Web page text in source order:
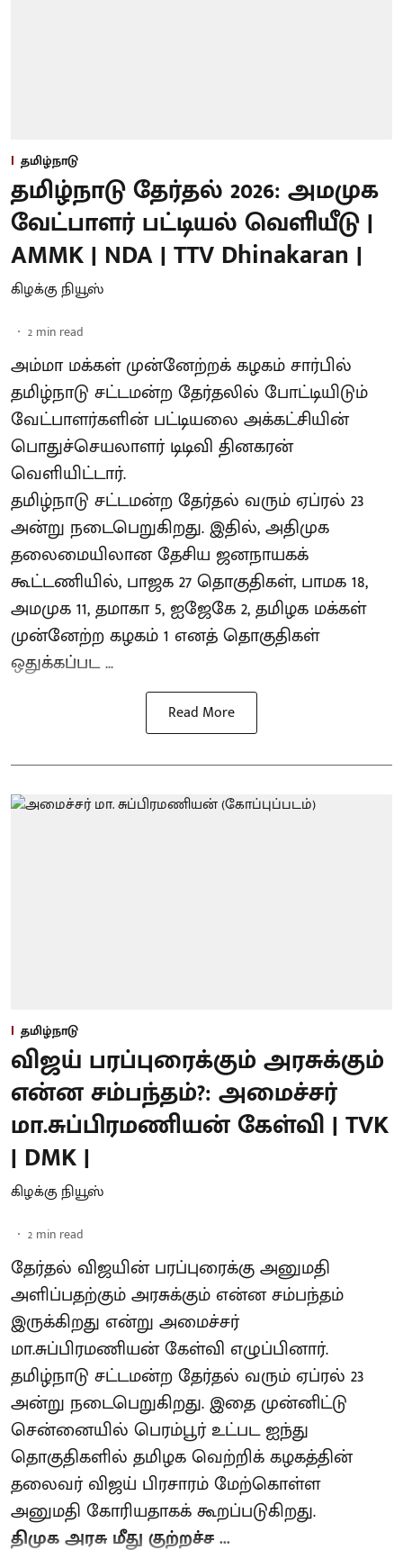
தமிழ்நாடு
தமிழ்நாடு தேர்தல் 2026: அமமுக
வேட்பாளர் பட்டியல் வெளியீடு |
AMMK | NDA | TTV Dhinakaran |
கிழக்கு நியூஸ்
2 min read
அம்மா மக்கள் முன்னேற்றக் கழகம் சார்பில்
தமிழ்நாடு சட்டமன்ற தேர்தலில் போட்டியிடும்
வேட்பாளர்களின் பட்டியலை அக்கட்சியின்
பொதுச்செயலாளர் டிடிவி தினகரன்
வெளியிட்டார்.
தமிழ்நாடு சட்டமன்ற தேர்தல் வரும் ஏப்ரல் 23
அன்று நடைபெறுகிறது. இதில், அதிமுக
தலைமையிலான தேசிய ஜனநாயகக்
கூட்டணியில், பாஜக 27 தொகுதிகள், பாமக 18,
அமமுக 11, தமாகா 5, ஐஜேகே 2, தமிழக மக்கள்
முன்னேற்ற கழகம் 1 எனத் தொகுதிகள்
ஒதுக்கப்பட ...
Read More
தமிழ்நாடு
விஜய் பரப்புரைக்கும் அரசுக்கும்
என்ன சம்பந்தம்?: அமைச்சர்
மா.சுப்பிரமணியன் கேள்வி | TVK
| DMK |
கிழக்கு நியூஸ்
2 min read
தேர்தல் விஜயின் பரப்புரைக்கு அனுமதி
அளிப்பதற்கும் அரசுக்கும் என்ன சம்பந்தம்
இருக்கிறது என்று அமைச்சர்
மா.சுப்பிரமணியன் கேள்வி எழுப்பினார்.
தமிழ்நாடு சட்டமன்ற தேர்தல் வரும் ஏப்ரல் 23
அன்று நடைபெறுகிறது. இதை முன்னிட்டு
சென்னையில் பெரம்பூர் உட்பட ஐந்து
தொகுதிகளில் தமிழக வெற்றிக் கழகத்தின்
தலைவர் விஜய் பிரசாரம் மேற்கொள்ள
அனுமதி கோரியதாகக் கூறப்படுகிறது.
திமுக அரசு மீது குற்றச்ச ...